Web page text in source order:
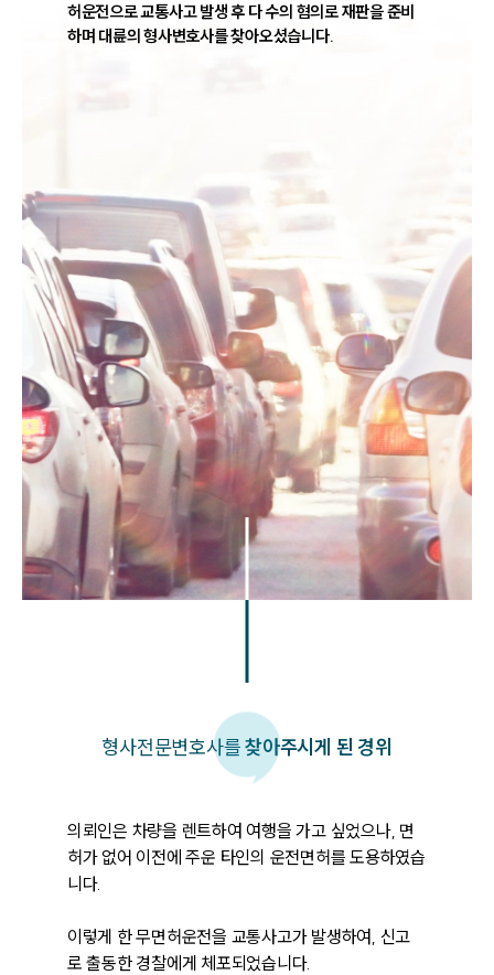
허운전으로 교통사고 발생 후 다 수의 혐의로 재판을 준비
하며 대륜의 형사변호사를 찾아오셨습니다.
형사전문변호사를찾아주시게 된 경위
의뢰인은 차량을 렌트하여 여행을 가고 싶었으나, 면
허가 없어 이전에 주운 타인의 운전면허를 도용하였습
니다.
이렇게 한 무면허운전을 교통사고가 발생하여, 신고
로 출동한 경찰에게 체포되었습니다.